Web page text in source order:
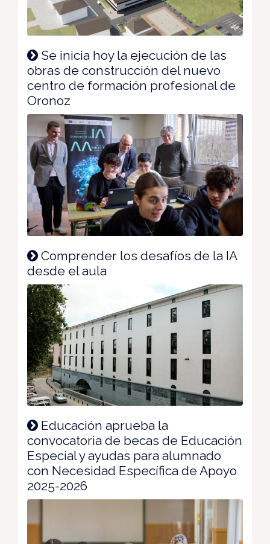
Se inicia hoy la ejecución de las
obras de construcción del nuevo
centro de formación profesional de
Oronoz
Comprender los desafíos de la IA
desde el aula
Educación aprueba la
convocatoria de becas de Educación
Especial y ayudas para alumnado
con Necesidad Específica de Apoyo
2025-2026